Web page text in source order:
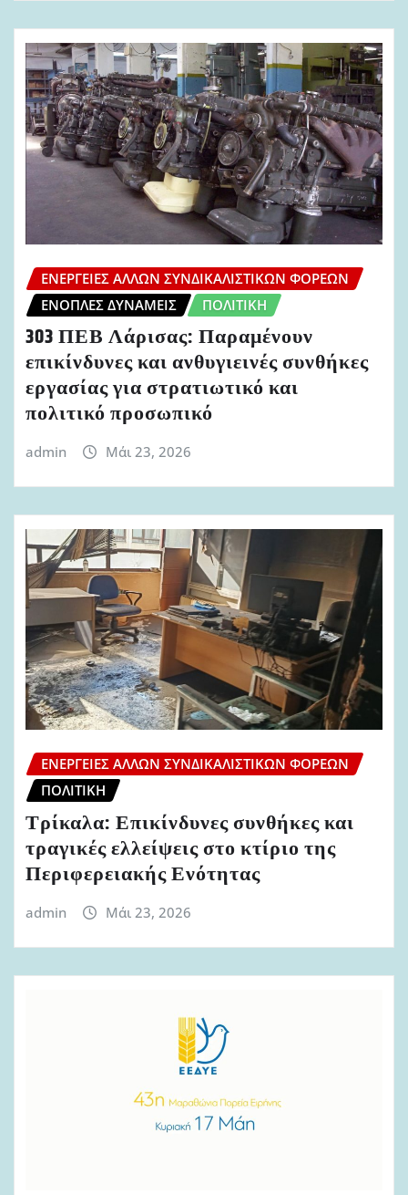
ΕΝΈΡΓΕΙΕΣ ΆΛΛΩΝ ΣΥΝΔΙΚΑΛΙΣΤΙΚΏΝ ΦΟΡΈΩΝ
ΈΝΟΠΛΕΣ ΔΥΝΆΜΕΙΣ
ΠΟΛΙΤΙΚΉ
303 ΠΕΒ Λάρισας: Παραμένουν
επικίνδυνες και ανθυγιεινές συνθήκες
εργασίας για στρατιωτικό και
πολιτικό προσωπικό
admin Μάι 23, 2026
ΕΝΈΡΓΕΙΕΣ ΆΛΛΩΝ ΣΥΝΔΙΚΑΛΙΣΤΙΚΏΝ ΦΟΡΈΩΝ
ΠΟΛΙΤΙΚΉ
Τρίκαλα: Επικίνδυνες συνθήκες και
τραγικές ελλείψεις στο κτίριο της
Περιφερειακής Ενότητας
admin Μάι 23, 2026